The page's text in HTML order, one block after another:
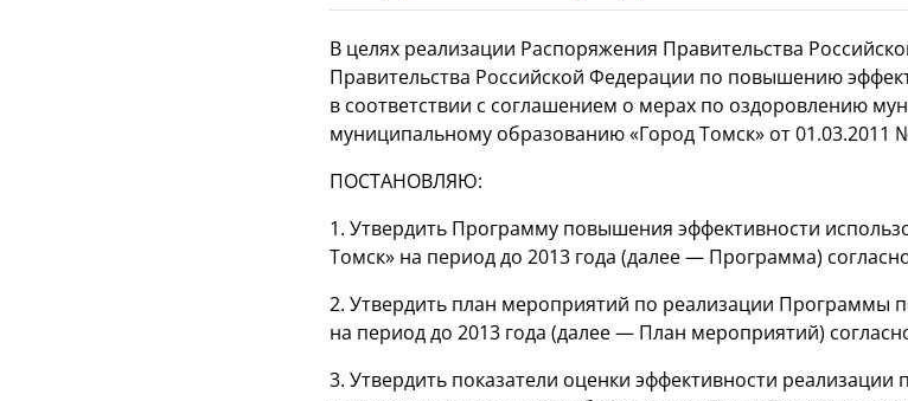
В целях реализации Распоряжения Правительства
Правительства Российской Федерации по повышению
в соответствии с соглашением о мерах по оздоровлению
муниципальному образованию «Город Томск» от 01.03.2011
ПОСТАНОВЛЯЮ:
1. Утвердить Программу повышения эффективности
Томск» на период до 2013 года (далее — Программа)
2. Утвердить план мероприятий по реализации Программы
на период до 2013 года (далее — План мероприятий)
3. Утвердить показатели оценки эффективности